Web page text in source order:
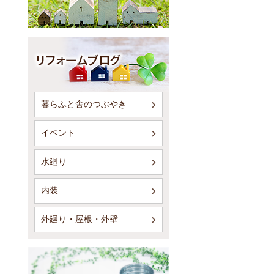
暮らふと舎のつぶやき
イベント
水廻り
内装
外廻り・屋根・外壁